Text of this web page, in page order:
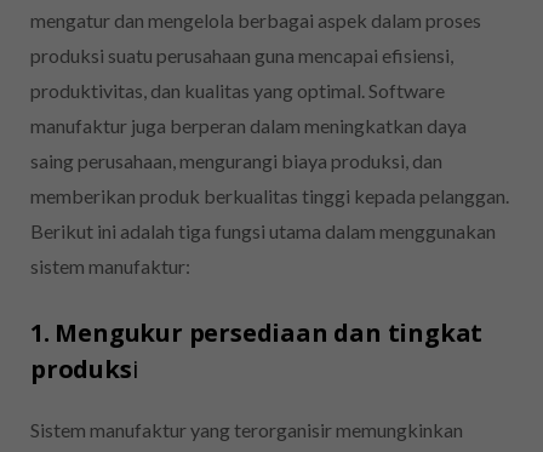
mengatur dan mengelola berbagai aspek dalam proses
produksi suatu perusahaan guna mencapai efisiensi,
produktivitas, dan kualitas yang optimal. Software
manufaktur juga berperan dalam meningkatkan daya
saing perusahaan, mengurangi biaya produksi, dan
memberikan produk berkualitas tinggi kepada pelanggan.
Berikut ini adalah tiga fungsi utama dalam menggunakan
sistem manufaktur:
1. Mengukur persediaan dan tingkat
produksi
Sistem manufaktur yang terorganisir memungkinkan